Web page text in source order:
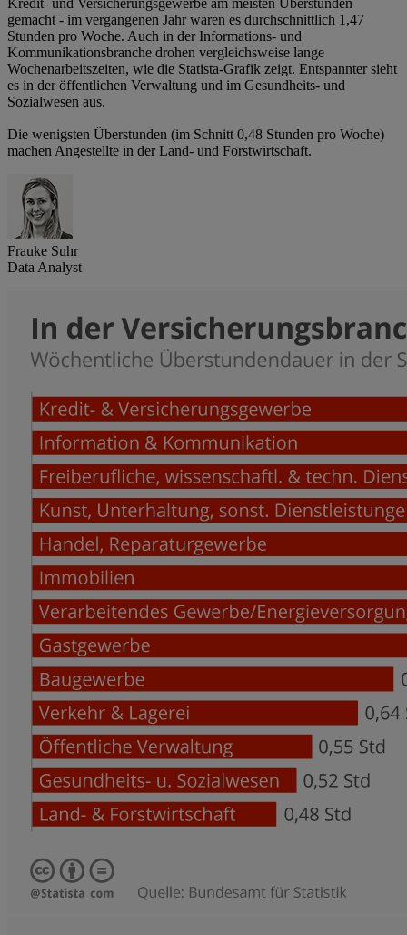
Kredit- und Versicherungsgewerbe am meisten Überstunden
gemacht - im vergangenen Jahr waren es durchschnittlich 1,47
Stunden pro Woche. Auch in der Informations- und
Kommunikationsbranche drohen vergleichsweise lange
Wochenarbeitszeiten, wie die Statista-Grafik zeigt. Entspannter sieht
es in der öffentlichen Verwaltung und im Gesundheits- und
Sozialwesen aus.
Die wenigsten Überstunden (im Schnitt 0,48 Stunden pro Woche)
machen Angestellte in der Land- und Forstwirtschaft.
Frauke Suhr
Data Analyst